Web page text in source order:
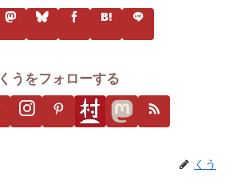
くうをフォローする
くう